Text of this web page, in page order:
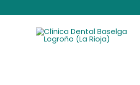
al
contenido